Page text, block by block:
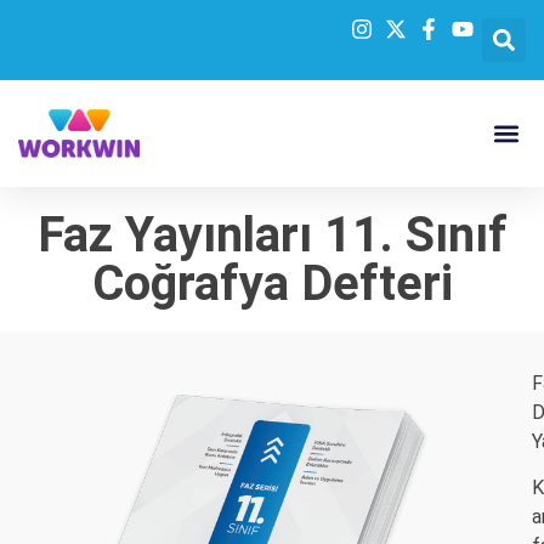
Faz Yayınları 11. Sınıf
Coğrafya Defteri